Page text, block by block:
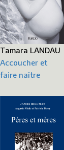
Tamara LANDAU
Accoucher et
faire naître